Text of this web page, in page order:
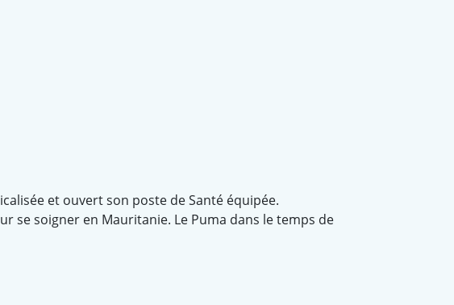
et ouvert son poste de Santé équipée.
se soigner en Mauritanie. Le Puma dans le temps de